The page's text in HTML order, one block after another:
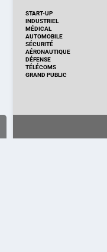
START-UP
INDUSTRIEL
MÉDICAL
AUTOMOBILE
SÉCURITÉ
AÉRONAUTIQUE
DÉFENSE
TÉLÉCOMS
GRAND PUBLIC